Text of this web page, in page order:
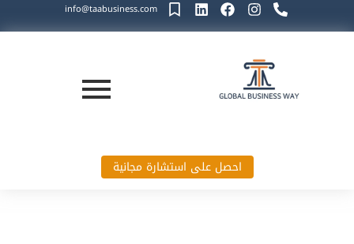
info@taabusiness.com
احصل على استشارة مجانية